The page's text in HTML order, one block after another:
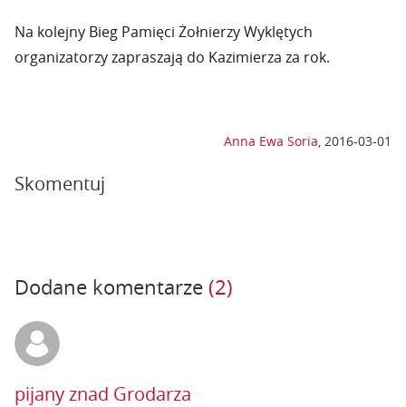
Na kolejny Bieg Pamięci Żołnierzy Wyklętych
organizatorzy zapraszają do Kazimierza za rok.
Anna Ewa Soria, 2016-03-01
Skomentuj
Dodane komentarze (2)
pijany znad Grodarza